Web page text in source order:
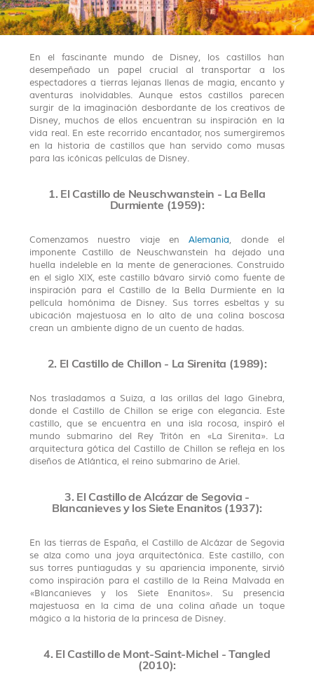
En el fascinante mundo de Disney, los castillos han
desempeñado un papel crucial al transportar a los
espectadores a tierras lejanas llenas de magia, encanto y
aventuras inolvidables. Aunque estos castillos parecen
surgir de la imaginación desbordante de los creativos de
Disney, muchos de ellos encuentran su inspiración en la
vida real. En este recorrido encantador, nos sumergiremos
en la historia de castillos que han servido como musas
para las icónicas películas de Disney.
1. El Castillo de Neuschwanstein - La Bella
Durmiente (1959):
Comenzamos nuestro viaje enAlemania, donde el
imponente Castillo de Neuschwanstein ha dejado una
huella indeleble en la mente de generaciones. Construido
en el siglo XIX, este castillo bávaro sirvió como fuente de
inspiración para el Castillo de la Bella Durmiente en la
película homónima de Disney. Sus torres esbeltas y su
ubicación majestuosa en lo alto de una colina boscosa
crean un ambiente digno de un cuento de hadas.
2. El Castillo de Chillon - La Sirenita (1989):
Nos trasladamos a Suiza, a las orillas del lago Ginebra,
donde el Castillo de Chillon se erige con elegancia. Este
castillo, que se encuentra en una isla rocosa, inspiró el
mundo submarino del Rey Tritón en «La Sirenita». La
arquitectura gótica del Castillo de Chillon se refleja en los
diseños de Atlántica, el reino submarino de Ariel.
3. El Castillo de Alcázar de Segovia -
Blancanieves y los Siete Enanitos (1937):
En las tierras de España, el Castillo de Alcázar de Segovia
se alza como una joya arquitectónica. Este castillo, con
sus torres puntiagudas y su apariencia imponente, sirvió
como inspiración para el castillo de la Reina Malvada en
«Blancanieves y los Siete Enanitos». Su presencia
majestuosa en la cima de una colina añade un toque
mágico a la historia de la princesa de Disney.
4. El Castillo de Mont-Saint-Michel - Tangled
(2010):